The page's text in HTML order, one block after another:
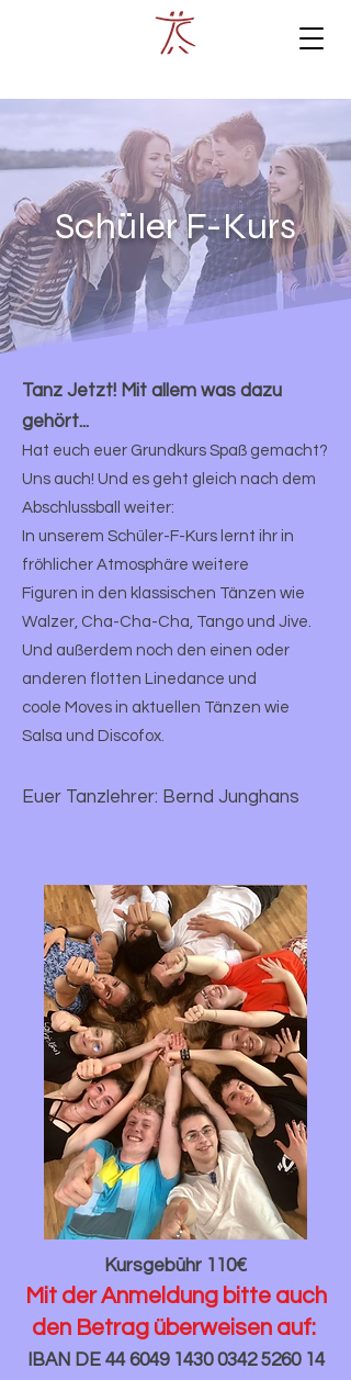
Schüler F-Kurs
Tanz Jetzt! Mit allem was dazu
gehört...
Hat euch euer Grundkurs Spaß gemacht?
Uns auch! Und es geht gleich nach dem
Abschlussball weiter:
In unserem Schüler-F-Kurs lernt ihr in
fröhlicher Atmosphäre weitere
Figuren in den klassischen Tänzen wie
Walzer, Cha-Cha-Cha, Tango und Jive.
Und außerdem noch den einen oder
anderen flotten Linedance und
coole Moves in aktuellen Tänzen wie
Salsa und Discofox.
Euer Tanzlehrer: Bernd Junghans
Kursgebühr 110€
Mit der Anmeldung bitte auch
den Betrag überweisen auf:
IBAN DE 44 6049 1430 03425260 14